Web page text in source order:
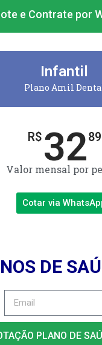
e Contrate por
Infantil
Plano Amil
R$ 3289
Valor mensal por
Cotar via
DE
PLANO DE